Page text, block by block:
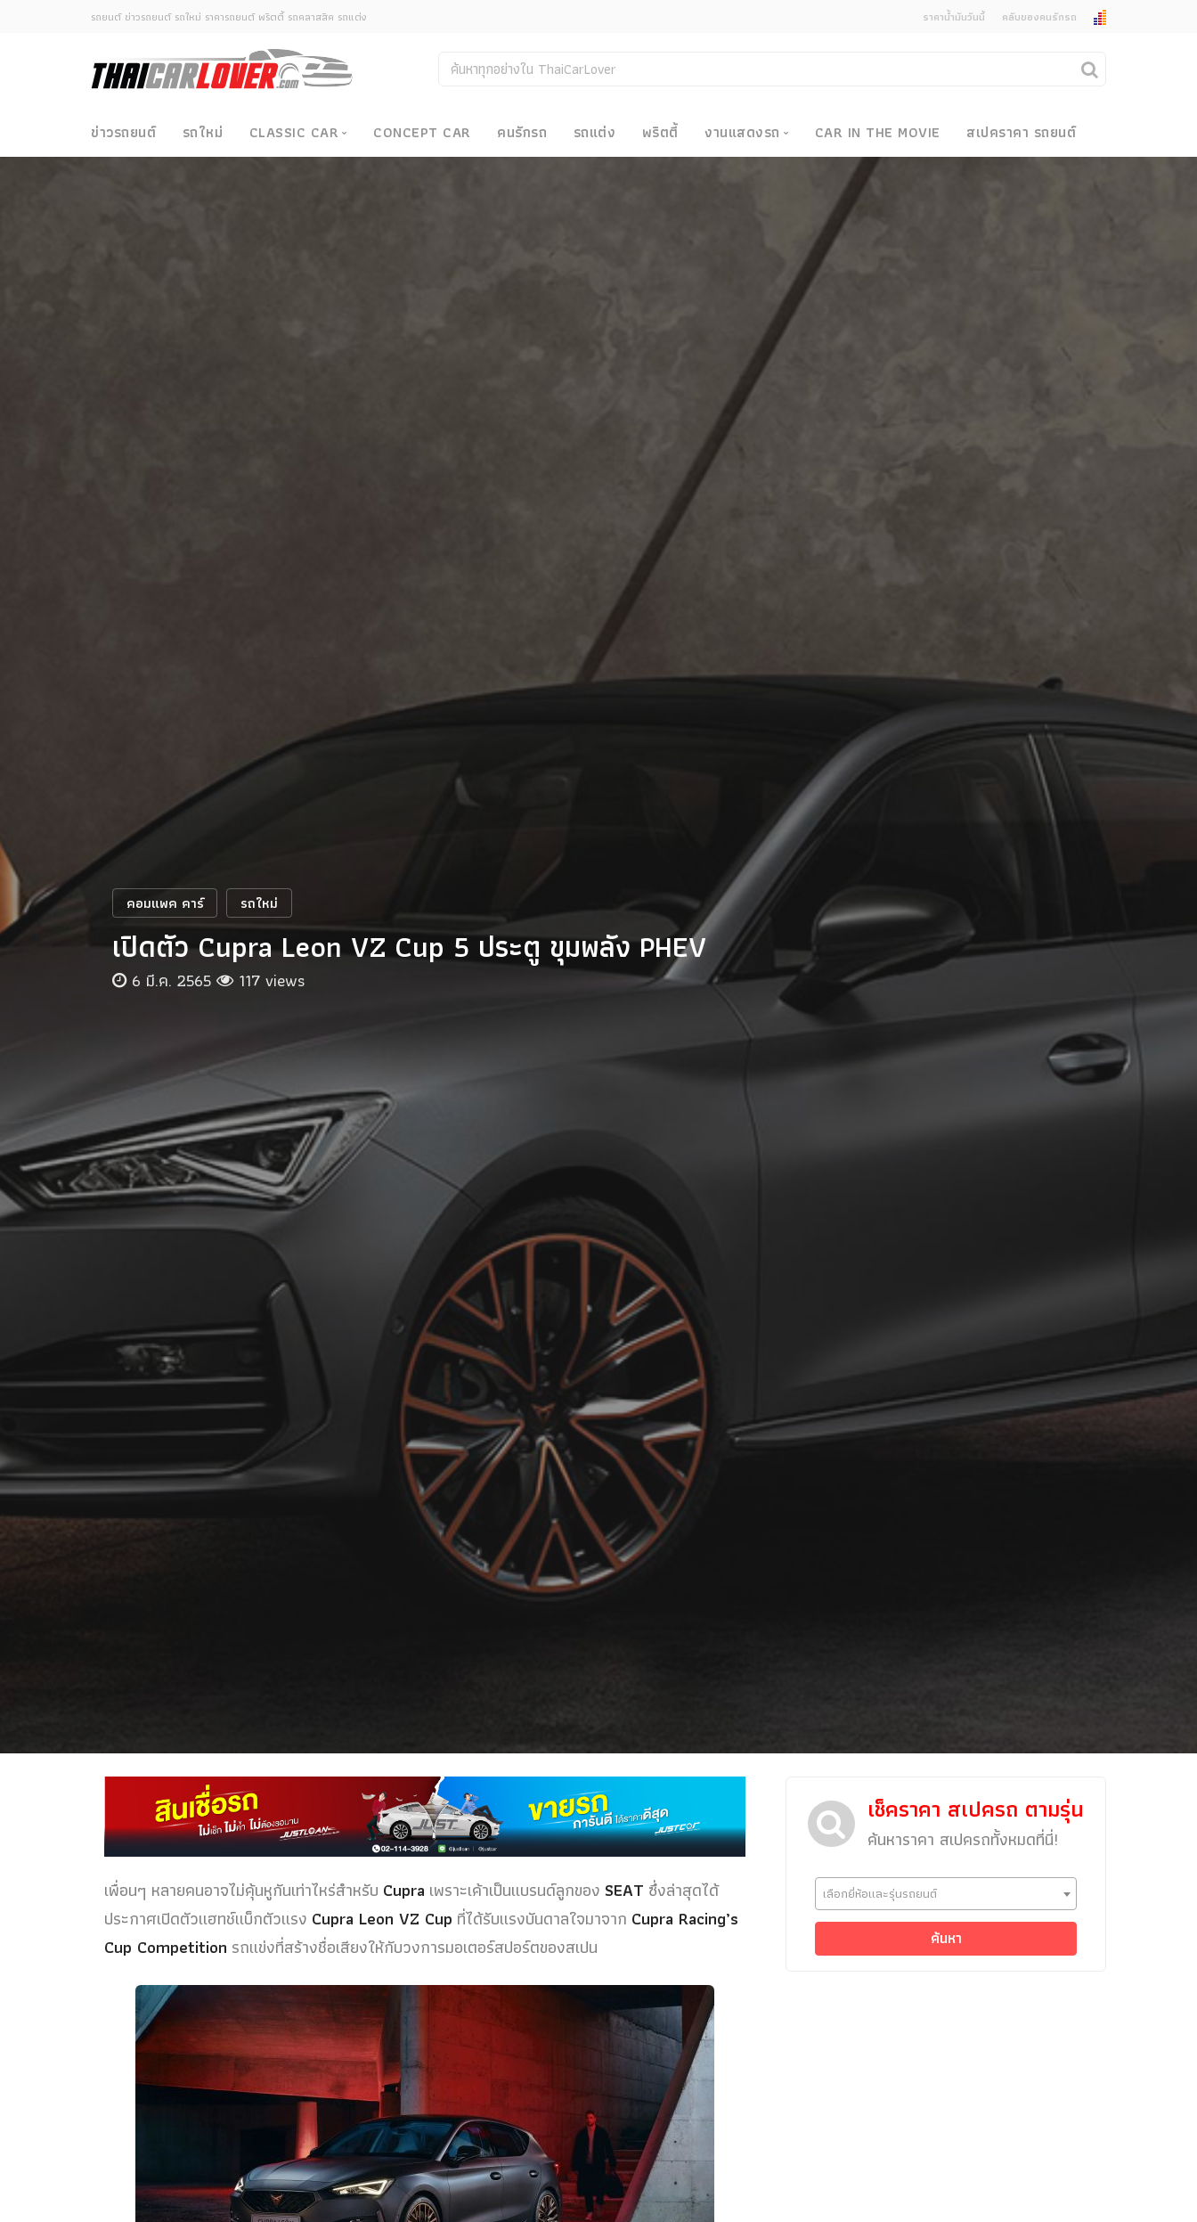
คุณต้องการยกเลิกการแจ้งเตือนข่าวสารเมื่อมีการ
อัพเดตใช่หรือไม่?
รถยนต์ ข่าวรถยนต์ รถใหม่ ราคารถยนต์ พริตตี้ รถคลาสสิค รถแต่ง ราคาน้ำมันวันนี้ คลับของคนรักรถ
Concept Car
ข่าวรถยนต์ รถใหม่ CLASSIC CAR CONCEPT CAR คนรักรถ รถแต่ง พริตตี้ งานแสดงรถ
Bangkok Motor Bike Festival
Big Motor Sale
Motor Expo
Motor Show
Supercar & Import Car Show
CAR IN THE MOVIE สเปคราคา รถยนต์
คอมแพค คาร์ รถใหม่
เปิดตัว Cupra Leon VZ Cup 5 ประตู ขุมพลัง PHEV
6 มี.ค. 2565 117 views
เพื่อนๆ หลายคนอาจไม่คุ้นหูกันเท่าไหร่สำหรับ Cupra เพราะเค้าเป็นแบรนด์ลูกของSEAT ซึ่งล่าสุดได้
ประกาศเปิดตัวแฮทช์แบ็กตัวแรง Cupra Leon VZ Cup ที่ได้รับแรงบันดาลใจมาจาก Cupra Racing’s
Cup Competition รถแข่งที่สร้างชื่อเสียงให้กับวงการมอเตอร์สปอร์ตของสเปน
เช็คราคา สเปครถ ตามรุ่น
ค้นหาราคา สเปครถทั้งหมดที่นี่!
เลือกยี่ห้อและรุ่นรถยนต์
ค้นหา